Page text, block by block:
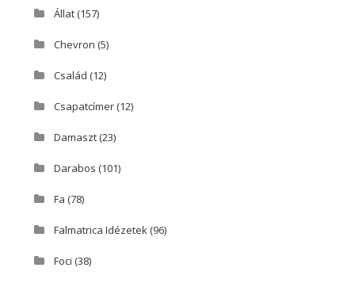
Állat(157)
Chevron (5)
Család (12)
Csapatcímer(12)
Damaszt(23)
Darabos (101)
Fa (78)
Falmatrica Idézetek(96)
Foci (38)